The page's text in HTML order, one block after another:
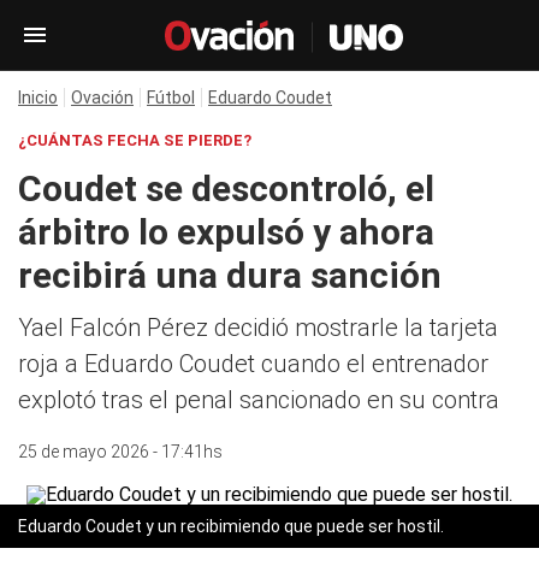
Inicio Ovación Fútbol Eduardo Coudet
¿CUÁNTAS FECHA SE PIERDE?
Coudet se descontroló, el
árbitro lo expulsó y ahora
recibirá una dura sanción
Yael Falcón Pérez decidió mostrarle la tarjeta
roja a Eduardo Coudet cuando el entrenador
explotó tras el penal sancionado en su contra
25 de mayo 2026 - 17:41hs
Eduardo Coudet y un recibimiendo que puede ser hostil.